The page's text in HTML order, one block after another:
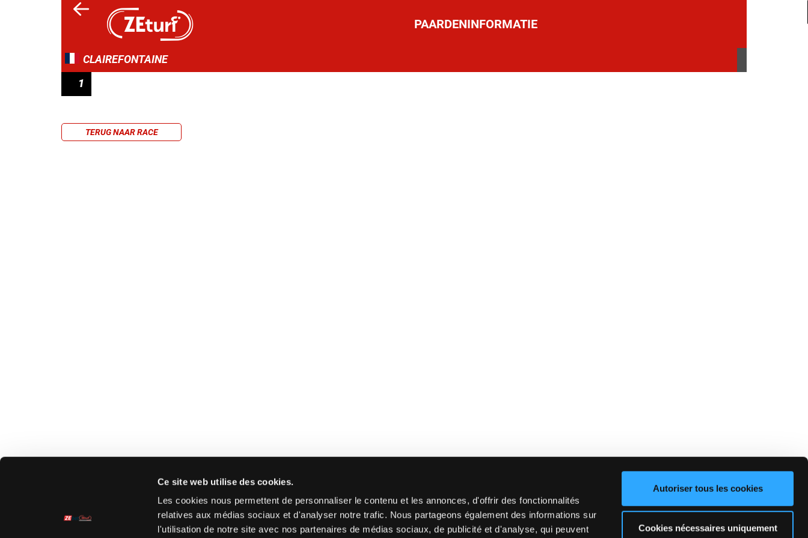
Ce site web utilise des cookies.
Les cookies nous permettent de personnaliser le contenu et les annonces, d'offrir des fonctionnalités
relatives aux médias sociaux et d'analyser notre trafic. Nous partageons également des informations sur
l'utilisation de notre site avec nos partenaires de médias sociaux, de publicité et d'analyse, qui peuvent
Autoriser tous les cookies
Cookies nécessaires uniquement
PAARDENINFORMATIE
CLAIREFONTAINE
1
TERUG NAAR RACE